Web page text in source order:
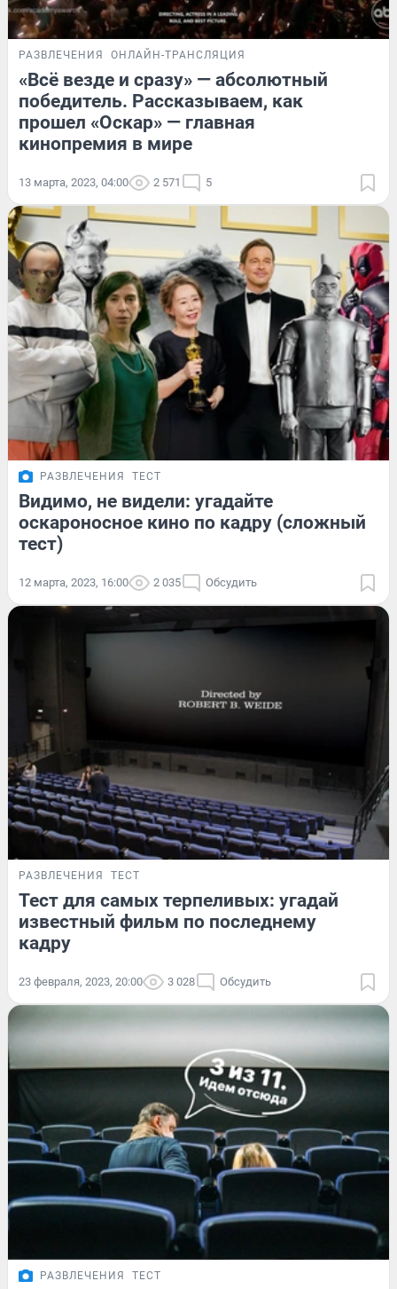
РАЗВЛЕЧЕНИЯ ОНЛАЙН-ТРАНСЛЯЦИЯ
«Всё везде и сразу» — абсолютный
победитель. Рассказываем, как
прошел «Оскар» — главная
кинопремия в мире
13 марта, 2023, 04:00 2 571 5
РАЗВЛЕЧЕНИЯ ТЕСТ
Видимо, не видели: угадайте
оскароносное кино по кадру (сложный
тест)
12 марта, 2023, 16:00 2 035 Обсудить
РАЗВЛЕЧЕНИЯ ТЕСТ
Тест для самых терпеливых: угадай
известный фильм по последнему
кадру
23 февраля, 2023, 20:00 3 028 Обсудить
РАЗВЛЕЧЕНИЯ ТЕСТ